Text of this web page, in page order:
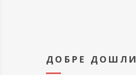
ДОБРЕ ДОШЛИ